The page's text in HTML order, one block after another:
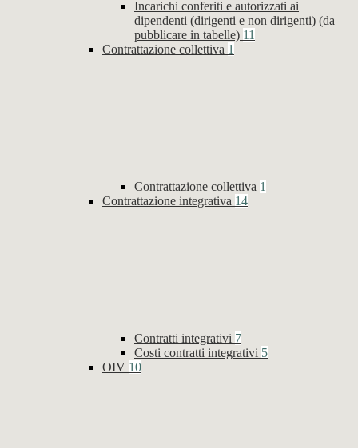
Incarichi conferiti e autorizzati ai
dipendenti (dirigenti e non dirigenti) (da
pubblicare in tabelle) 11
Contrattazione collettiva 1
Contrattazione collettiva 1
Contrattazione integrativa 14
Contratti integrativi 7
Costi contratti integrativi 5
OIV 10